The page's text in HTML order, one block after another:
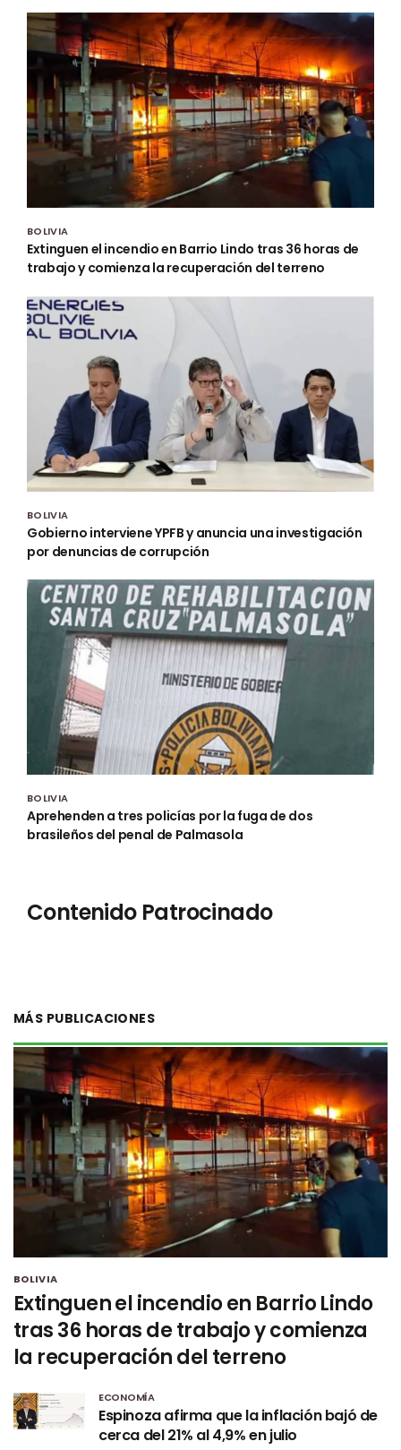
BOLIVIA
Extinguen el incendio en Barrio Lindo tras 36 horas de
trabajo y comienza la recuperación del terreno
BOLIVIA
Gobierno interviene YPFB y anuncia una investigación
por denuncias de corrupción
BOLIVIA
Aprehenden a tres policías por la fuga de dos
brasileños del penal de Palmasola
Contenido Patrocinado
MÁS PUBLICACIONES
BOLIVIA
Extinguen el incendio en Barrio Lindo
tras 36 horas de trabajo y comienza
la recuperación del terreno
ECONOMÍA
Espinoza afirma que la inflación bajó de
cerca del 21% al 4,9% en julio